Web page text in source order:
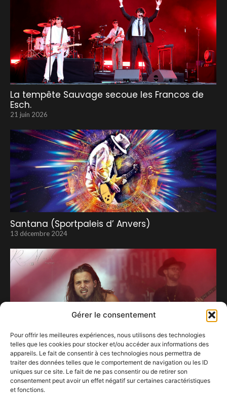
Gérer le consentement
Pour offrir les meilleures expériences, nous utilisons des technologies
telles que les cookies pour stocker et/ou accéder aux informations des
appareils. Le fait de consentir à ces technologies nous permettra de
traiter des données telles que le comportement de navigation ou les ID
uniques sur ce site. Le fait de ne pas consentir ou de retirer son
consentement peut avoir un effet négatif sur certaines caractéristiques
et fonctions.
La tempête Sauvage secoue les Francos de
Esch.
21 juin 2026
Santana (Sportpaleis d’ Anvers)
13 décembre 2024